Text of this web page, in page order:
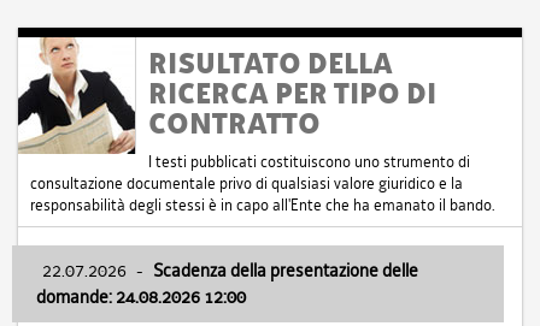
RISULTATO DELLA
RICERCA PER TIPO DI
CONTRATTO
I testi pubblicati costituiscono uno strumento di
consultazione documentale privo di qualsiasi valore giuridico e la
responsabilità degli stessi è in capo all'Ente che ha emanato il bando.
22.07.2026 - Scadenza della presentazione delle
domande: 24.08.2026 12:00